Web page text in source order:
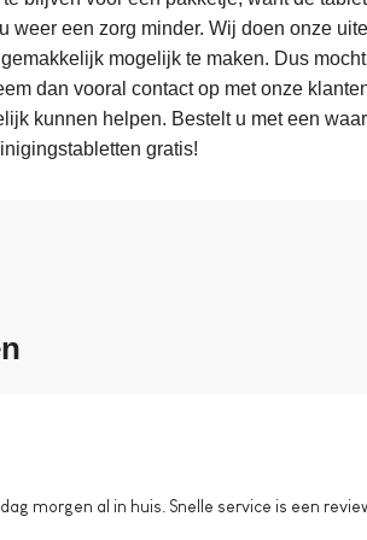
weer een zorg minder. Wij doen onze
mogelijk te maken. Dus
dan vooral contact op met onze
kunnen helpen. Bestelt u met een
gratis!
morgen al in huis. Snelle service is een